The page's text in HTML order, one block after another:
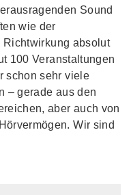
Sound
wie der
absolut
100 Veranstaltungen
schon sehr viele
– gerade aus den
aber auch von
Wir sind